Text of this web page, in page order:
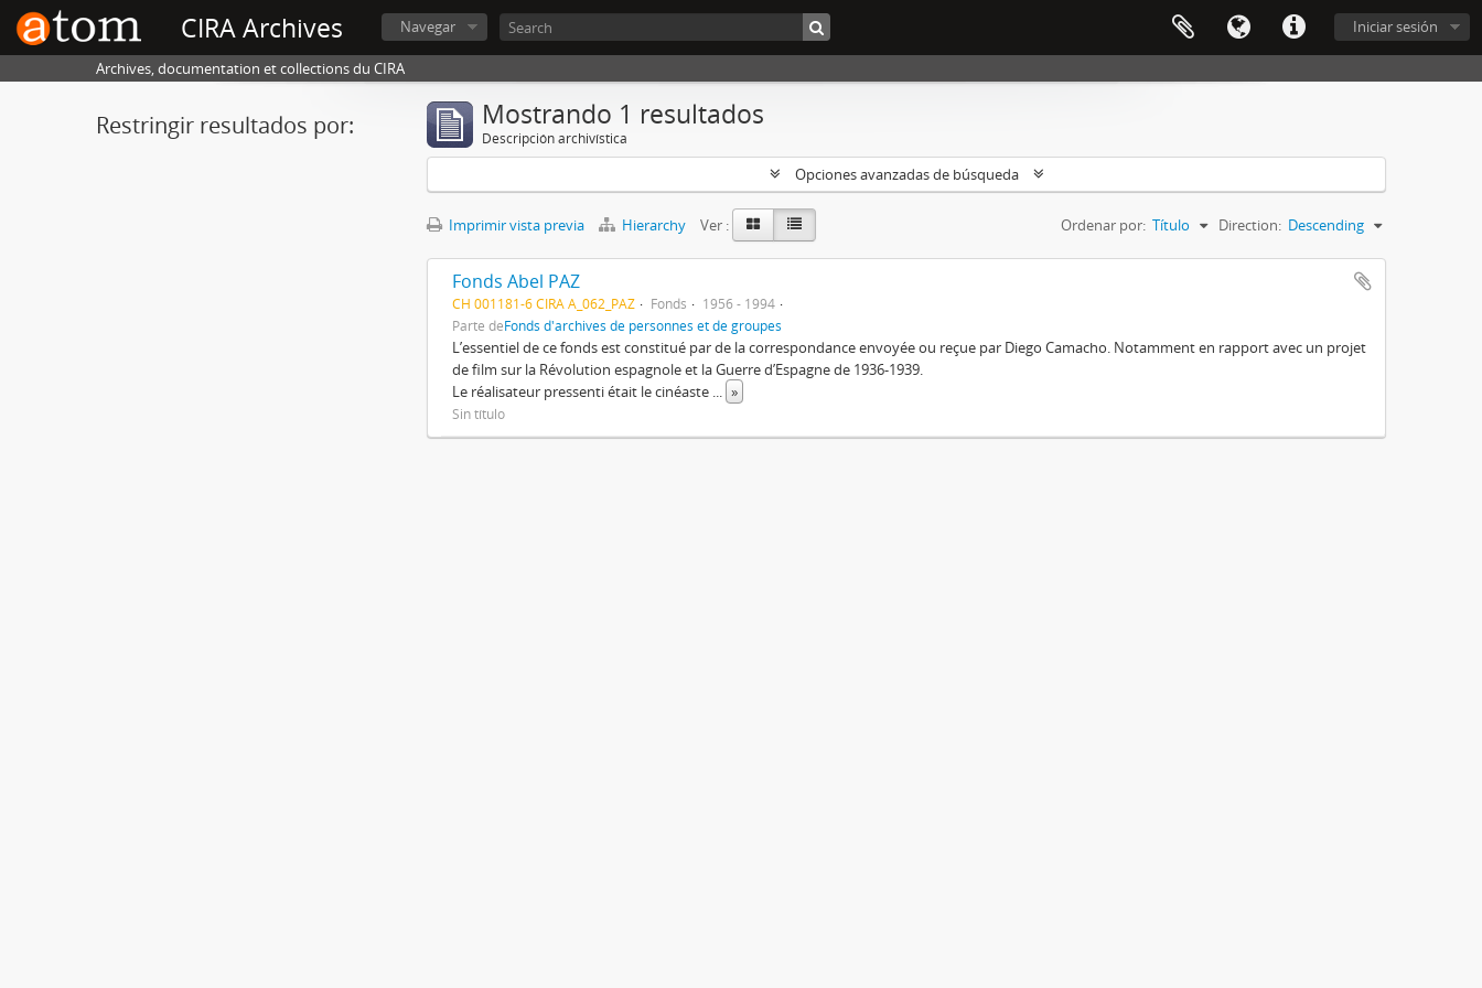
CIRA Archives Iniciar sesión
Navegar
Archives, documentation et collections du CIRA
Restringir resultados por: Mostrando 1 resultados
Descripción archivística
Opciones avanzadas de búsqueda
Imprimir vista previa Hierarchy Ver : Ordenar por: Título Direction: Descending
Fonds Abel PAZ
CH 001181-6 CIRA A_062_PAZ Fonds
1956 - 1994
Parte deFonds d'archives de personnes et de groupes
L’essentiel de ce fonds est constitué par de la correspondance envoyée ou reçue par Diego Camacho. Notamment en rapport avec un projet
de film sur la Révolution espagnole et la Guerre d’Espagne de 1936-1939.
Le réalisateur pressenti était le cinéaste ... »
Sin título